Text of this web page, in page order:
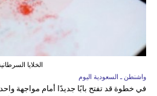
الخلايا
واشنطن ـ السعودية اليوم
في خطوة قد تفتح بابًا جديدًا أمام مواجهة